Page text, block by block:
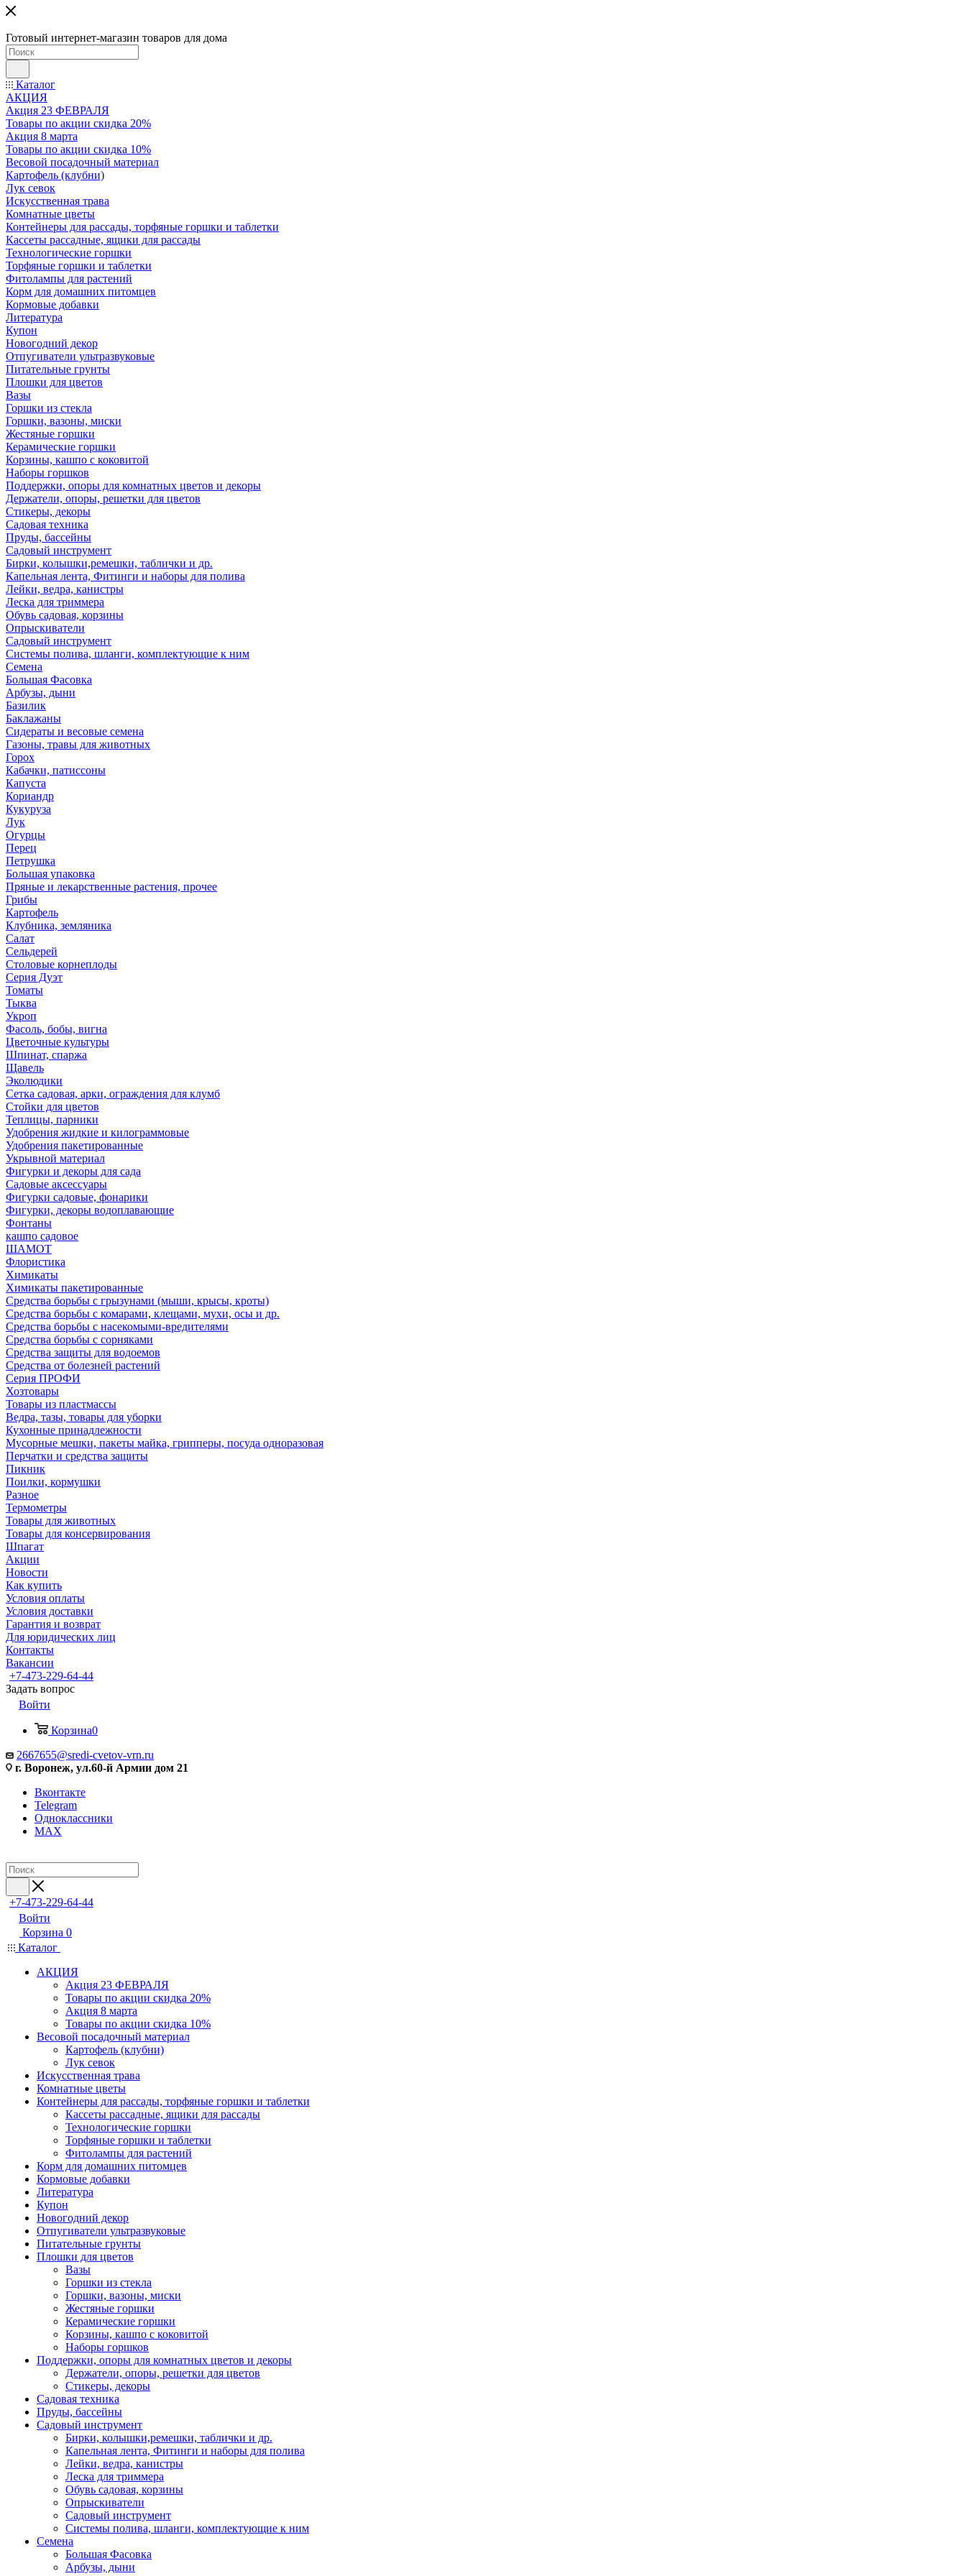
Готовый интернет-магазин товаров для дома
Каталог
АКЦИЯ
Акция 23 ФЕВРАЛЯ
Товары по акции скидка 20%
Акция 8 марта
Товары по акции скидка 10%
Весовой посадочный материал
Картофель (клубни)
Лук севок
Искусственная трава
Комнатные цветы
Контейнеры для рассады, торфяные горшки и таблетки
Кассеты рассадные, ящики для рассады
Технологические горшки
Торфяные горшки и таблетки
Фитолампы для растений
Корм для домашних питомцев
Кормовые добавки
Литература
Купон
Новогодний декор
Отпугиватели ультразвуковые
Питательные грунты
Плошки для цветов
Вазы
Горшки из стекла
Горшки, вазоны, миски
Жестяные горшки
Керамические горшки
Корзины, кашпо с коковитой
Наборы горшков
Поддержки, опоры для комнатных цветов и декоры
Держатели, опоры, решетки для цветов
Стикеры, декоры
Садовая техника
Пруды, бассейны
Садовый инструмент
Бирки, колышки,ремешки, таблички и др.
Капельная лента, Фитинги и наборы для полива
Лейки, ведра, канистры
Леска для триммера
Обувь садовая, корзины
Опрыскиватели
Садовый инструмент
Системы полива, шланги, комплектующие к ним
Семена
Большая Фасовка
Арбузы, дыни
Базилик
Баклажаны
Сидераты и весовые семена
Газоны, травы для животных
Горох
Кабачки, патиссоны
Капуста
Кориандр
Кукуруза
Лук
Огурцы
Перец
Петрушка
Большая упаковка
Пряные и лекарственные растения, прочее
Грибы
Картофель
Клубника, земляника
Салат
Сельдерей
Столовые корнеплоды
Серия Дуэт
Томаты
Тыква
Укроп
Фасоль, бобы, вигна
Цветочные культуры
Шпинат, спаржа
Щавель
Эколюдики
Сетка садовая, арки, ограждения для клумб
Стойки для цветов
Теплицы, парники
Удобрения жидкие и килограммовые
Удобрения пакетированные
Укрывной материал
Фигурки и декоры для сада
Садовые аксессуары
Фигурки садовые, фонарики
Фигурки, декоры водоплавающие
Фонтаны
кашпо садовое
ШАМОТ
Флористика
Химикаты
Химикаты пакетированные
Средства борьбы с грызунами (мыши, крысы, кроты)
Средства борьбы с комарами, клещами, мухи, осы и др.
Средства борьбы с насекомыми-вредителями
Средства борьбы с сорняками
Средства защиты для водоемов
Средства от болезней растений
Серия ПРОФИ
Хозтовары
Товары из пластмассы
Ведра, тазы, товары для уборки
Кухонные принадлежности
Мусорные мешки, пакеты майка, грипперы, посуда одноразовая
Перчатки и средства защиты
Пикник
Поилки, кормушки
Разное
Термометры
Товары для животных
Товары для консервирования
Шпагат
Акции
Новости
Как купить
Условия оплаты
Условия доставки
Гарантия и возврат
Для юридических лиц
Контакты
Вакансии
+7-473-229-64-44
Задать вопрос
Войти
Корзина0
2667655@sredi-cvetov-vrn.ru
г. Воронеж, ул.60-й Армии дом 21
Вконтакте
Telegram
Одноклассники
MAX
+7-473-229-64-44
Войти
Корзина 0
Каталог
АКЦИЯ
Акция 23 ФЕВРАЛЯ
Товары по акции скидка 20%
Акция 8 марта
Товары по акции скидка 10%
Весовой посадочный материал
Картофель (клубни)
Лук севок
Искусственная трава
Комнатные цветы
Контейнеры для рассады, торфяные горшки и таблетки
Кассеты рассадные, ящики для рассады
Технологические горшки
Торфяные горшки и таблетки
Фитолампы для растений
Корм для домашних питомцев
Кормовые добавки
Литература
Купон
Новогодний декор
Отпугиватели ультразвуковые
Питательные грунты
Плошки для цветов
Вазы
Горшки из стекла
Горшки, вазоны, миски
Жестяные горшки
Керамические горшки
Корзины, кашпо с коковитой
Наборы горшков
Поддержки, опоры для комнатных цветов и декоры
Держатели, опоры, решетки для цветов
Стикеры, декоры
Садовая техника
Пруды, бассейны
Садовый инструмент
Бирки, колышки,ремешки, таблички и др.
Капельная лента, Фитинги и наборы для полива
Лейки, ведра, канистры
Леска для триммера
Обувь садовая, корзины
Опрыскиватели
Садовый инструмент
Системы полива, шланги, комплектующие к ним
Семена
Большая Фасовка
Арбузы, дыни